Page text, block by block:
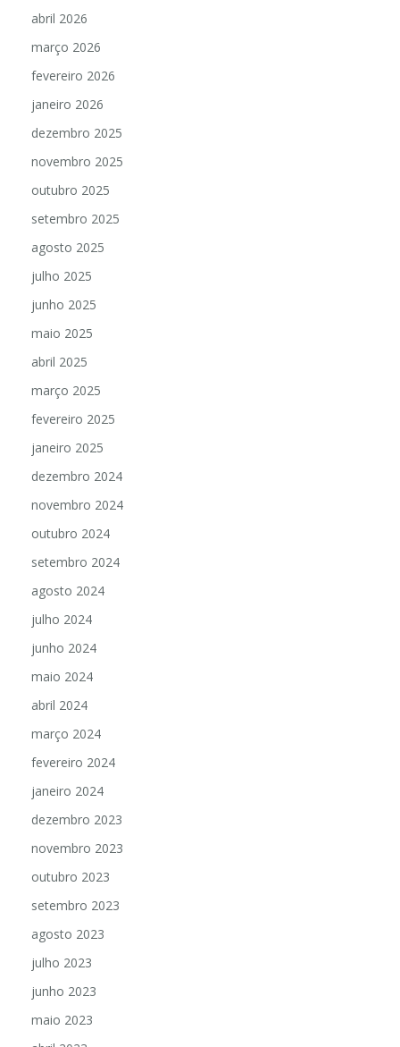
abril 2026
março 2026
fevereiro 2026
janeiro 2026
dezembro 2025
novembro 2025
outubro 2025
setembro 2025
agosto 2025
julho 2025
junho 2025
maio 2025
abril 2025
março 2025
fevereiro 2025
janeiro 2025
dezembro 2024
novembro 2024
outubro 2024
setembro 2024
agosto 2024
julho 2024
junho 2024
maio 2024
abril 2024
março 2024
fevereiro 2024
janeiro 2024
dezembro 2023
novembro 2023
outubro 2023
setembro 2023
agosto 2023
julho 2023
junho 2023
maio 2023